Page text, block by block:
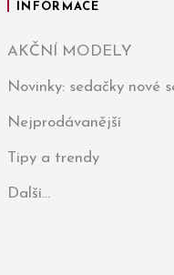
INFORMACE
AKČNÍ MODELY
Novinky: sedačky nové
Nejprodávanější
Tipy a trendy
Další...